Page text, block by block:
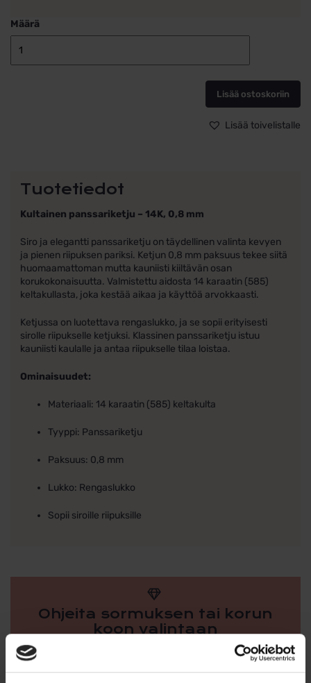
Määrä
kaulaketju
riipukseen
0,8mm
Panssariketju
14k
Lisää ostoskoriin
Lisää toivelistalle
Tuotetiedot
Kultainen panssariketju – 14K, 0,8 mm
Siro ja elegantti panssariketju on täydellinen valinta kevyen
ja pienen riipuksen pariksi. Ketjun 0,8 mm paksuus tekee siitä
huomaamattoman mutta kauniisti kiiltävän osan
korukokonaisuutta. Valmistettu aidosta 14 karaatin (585)
keltakullasta, joka kestää aikaa ja käyttöä arvokkaasti.
Ketjussa on luotettava rengaslukko, ja se sopii erityisesti
sirolle riipukselle ketjuksi. Klassinen panssariketju istuu
kauniisti kaulalle ja antaa riipukselle tilaa loistaa.
Ominaisuudet:
Materiaali: 14 karaatin (585) keltakulta
Tyyppi: Panssariketju
Paksuus: 0,8 mm
Lukko: Rengaslukko
Sopii siroille riipuksille
Ohjeita sormuksen tai korun
koon valintaan